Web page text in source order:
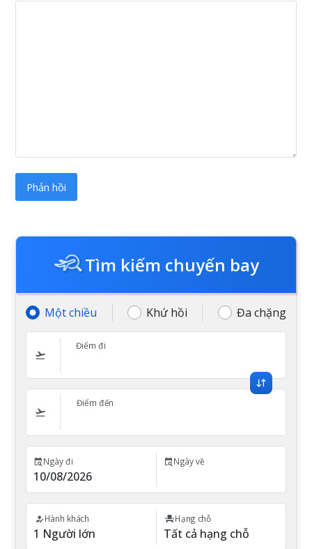
Tìm kiếm chuyến bay
Một chiều Khứ hồi Đa chặng
Điểm đi
Điểm đến
Ngày đi Ngày về
Hành khách Hạng chỗ